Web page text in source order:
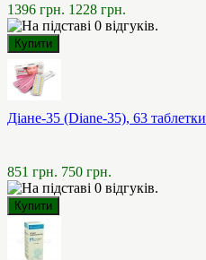
1396 грн. 1228 грн.
Діане-35 (Diane-35), 63 таблетки
851 грн. 750 грн.